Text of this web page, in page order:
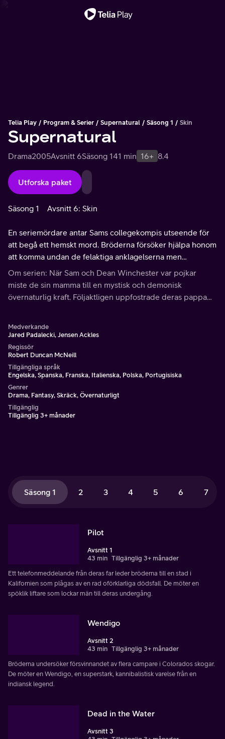
Telia Play Program & Serier Supernatural Säsong 1 Skin
Supernatural
Drama2005Avsnitt 6Säsong 141 min 16+ 8.4
Utforska paket
Säsong 1 Avsnitt 6: Skin
En seriemördare antar Sams collegekompis utseende för
att begå ett hemskt mord. Bröderna försöker hjälpa honom
att komma undan de felaktiga anklagelserna men
mördaren antar då Deans utseende istället.
Om serien: När Sam och Dean Winchester var pojkar
miste de sin mamma till en mystisk och demonisk
övernaturlig kraft. Följaktligen uppfostrade deras pappa
Medverkande
Jared Padalecki, Jensen Ackles
Regissör
Robert Duncan McNeill
Tillgängliga språk
Engelska, Spanska, Franska, Italienska, Polska, Portugisiska
Genrer
Drama, Fantasy, Skräck, Övernaturligt
Tillgänglig
Tillgänglig 3+ månader
Säsong 1 2 3 4 5 6 7
Pilot
Avsnitt 1
43 min Tillgänglig 3+ månader
Ett telefonmeddelande från deras far leder bröderna till en stad i
Kalifornien som plågas av en rad oförklarliga dödsfall. De möter en
spöklik liftare som lockar män till deras undergång.
Wendigo
Avsnitt 2
43 min Tillgänglig 3+ månader
Bröderna undersöker försvinnandet av flera campare i Colorados skogar.
De möter en Wendigo, en superstark, kannibalistisk varelse från en
indiansk legend.
Dead in the Water
Avsnitt 3